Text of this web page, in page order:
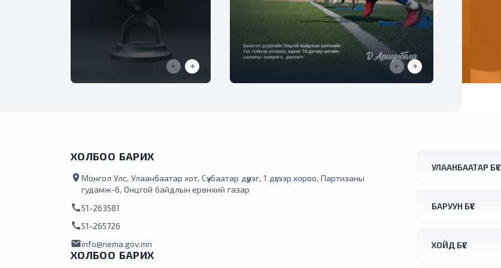
ХОЛБОО БАРИХ
location_onМонгол Улс, Улаанбаатар хот, Сүхбаатар дүүрэг, 1 дүгээр хороо, Партизаны
гудамж-6, Онцгой байдлын ерөнхий газар
call51-263581
call51-265726
mailinfo@nema.gov.mn
ХОЛБОО БАРИХ
УЛААНБААТАР БҮС
БАРУУН БҮС
ХОЙД БҮС